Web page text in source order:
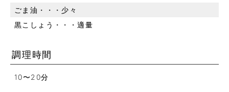
ごま油・・・少々
黒こしょう・・・適量
調理時間
10〜20分